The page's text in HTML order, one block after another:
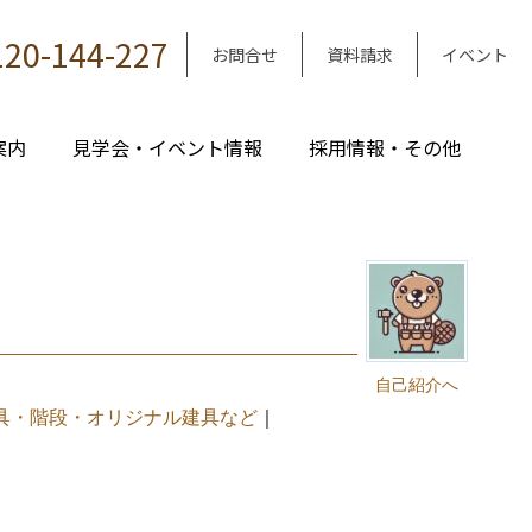
144-227 お問合せ 資料請求 イベント
内 見学会・イベント情報 採用情報・その他
自己紹介へ
・階段・オリジナル建具など